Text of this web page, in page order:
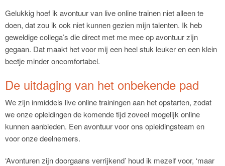
Gelukkig hoef ik avontuur van live online trainen niet alleen te
doen, dat zou ik ook niet kunnen gezien mijn talenten. Ik heb
geweldige collega’s die direct met me mee op avontuur zijn
gegaan. Dat maakt het voor mij een heel stuk leuker en een klein
beetje minder oncomfortabel.
De uitdaging van het onbekende pad
We zijn inmiddels live online trainingen aan het opstarten, zodat
we onze opleidingen de komende tijd zoveel mogelijk online
kunnen aanbieden. Een avontuur voor ons opleidingsteam en
voor onze deelnemers.
‘Avonturen zijn doorgaans verrijkend’ houd ik mezelf voor, ‘maar